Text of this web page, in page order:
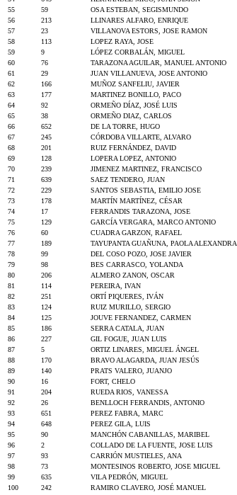
55
59 OSA ESTEBAN, SEGISMUNDO
56
213 LLINARES ALFARO, ENRIQUE
57
23 VILLANOVA ESTORS, JOSE RAMON
58
113 LOPEZ RAYA, JOSE
59
9 LÓPEZ CORBALÁN, MIGUEL
60
76 TARAZONA AGUILAR, MANUEL ANTONIO
61
29 JUAN VILLANUEVA, JOSE ANTONIO
62
166 MUÑOZ SANFELIU, JAVIER
63
177 MARTINEZ BONILLO, PACO
64
92 ORMEÑO DÍAZ, JOSÉ LUIS
65
38 ORMEÑO DIAZ, CARLOS
66
652 DE LA TORRE, HUGO
67
245 CÓRDOBA VILLARTE, ALVARO
68
201 RUIZ FERNÁNDEZ, DAVID
69
128 LOPERA LOPEZ, ANTONIO
70
239 JIMENEZ MARTINEZ, FRANCISCO
71
639 SAEZ TENDERO, JUAN
72
229 SANTOS SEBASTIA, EMILIO JOSE
73
178 MARTÍN MARTÍNEZ, CÉSAR
74
17 FERRANDIS TARAZONA, JOSE
75
129 GARCÍA VERGARA, MARCO ANTONIO
76
60 CUADRA GARZON, RAFAEL
77
189 TAYUPANTA GUAÑUNA, PAOLA ALEXANDRA
78
99 DEL COSO POZO, JOSE JAVIER
79
98 BES CARRASCO, YOLANDA
80
206 ALMERO ZANON, OSCAR
81
114 PEREIRA, IVAN
82
251 ORTÍ PIQUERES, IVÁN
83
124 RUIZ MURILLO, SERGIO
84
125 JOUVE FERNANDEZ, CARMEN
85
186 SERRA CATALA, JUAN
86
227 GIL FOGUE, JUAN LUIS
87
5 ORTIZ LINARES, MIGUEL ÁNGEL
88
170 BRAVO ALAGARDA, JUAN JESÚS
89
140 PRATS VALERO, JUANJO
90
16 FORT, CHELO
91
204 RUEDA RIOS, VANESSA
92
26 BENLLOCH FERRANDIS, ANTONIO
93
651 PEREZ FABRA, MARC
94
648 PEREZ GILA, LUIS
95
90 MANCHÓN CABANILLAS, MARIBEL
96
2 COLLADO DE LA FUENTE, JOSE LUIS
97
93 CARRIÓN MUSTIELES, ANA
98
73 MONTESINOS ROBERTO, JOSE MIGUEL
99
635 VILA PEDRÓN, MIGUEL
100
242 RAMIRO CLAVERO, JOSÉ MANUEL